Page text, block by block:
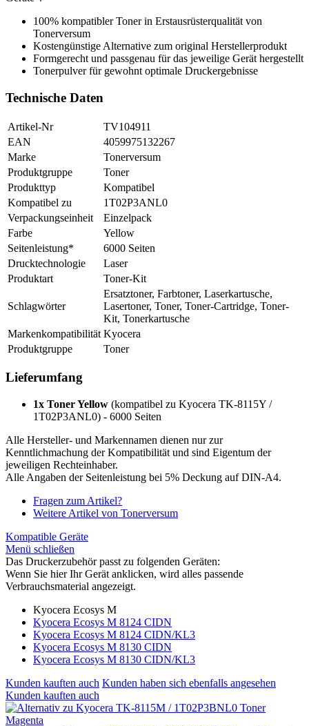
100% kompatibler Toner in Erstausrüsterqualität von
Tonerversum
Kostengünstige Alternative zum original Herstellerprodukt
Formgerecht und passgenau für das jeweilige Gerät hergestellt
Tonerpulver für gewohnt optimale Druckergebnisse
Technische Daten
Artikel-Nr
TV104911
EAN
4059975132267
Marke
Tonerversum
Produktgruppe
Toner
Produkttyp
Kompatibel
Kompatibel zu
1T02P3ANL0
Verpackungseinheit
Einzelpack
Farbe
Yellow
Seitenleistung*
6000 Seiten
Drucktechnologie
Laser
Produktart
Toner-Kit
Schlagwörter
Ersatztoner, Farbtoner, Laserkartusche,
Lasertoner, Toner, Toner-Cartridge, Toner-
Kit, Tonerkartusche
Markenkompatibilität Kyocera
Produktgruppe
Toner
Lieferumfang
1x Toner Yellow (kompatibel zu Kyocera TK-8115Y /
1T02P3ANL0) - 6000 Seiten
Alle Hersteller- und Markennamen dienen nur zur
Kenntlichmachung der Kompatibilität und sind Eigentum der
jeweiligen Rechteinhaber.
Alle Angaben der Seitenleistung bei 5% Deckung auf DIN-A4.
Fragen zum Artikel?
Weitere Artikel von Tonerversum
Kompatible Geräte
Menü schließen
Das Druckerzubehör passt zu folgenden Geräten:
Wenn Sie hier Ihr Gerät anklicken, wird alles passende
Verbrauchsmaterial angezeigt.
Kyocera Ecosys M
Kyocera Ecosys M 8124 CIDN
Kyocera Ecosys M 8124 CIDN/KL3
Kyocera Ecosys M 8130 CIDN
Kyocera Ecosys M 8130 CIDN/KL3
Kunden kauften auch Kunden haben sich ebenfalls angesehen
Kunden kauften auch